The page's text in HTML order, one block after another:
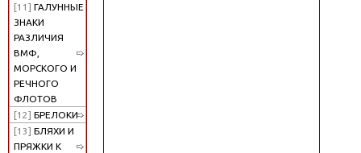
[11] ГАЛУННЫЕ
ЗНАКИ
РАЗЛИЧИЯ
ВМФ,
МОРСКОГО И
РЕЧНОГО
ФЛОТОВ
[12] БРЕЛОКИ
[13] БЛЯХИ И
ПРЯЖКИ К